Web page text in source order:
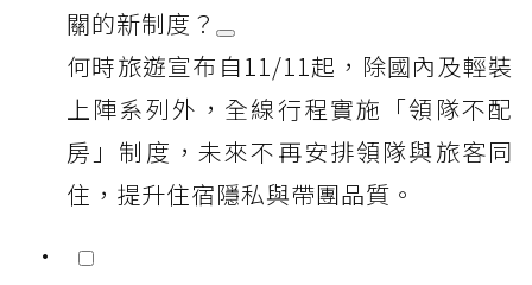
關的新制度？
何時旅遊宣布自11/11起，除國內及輕裝
上陣系列外，全線行程實施「領隊不配
房」制度，未來不再安排領隊與旅客同
住，提升住宿隱私與帶團品質。